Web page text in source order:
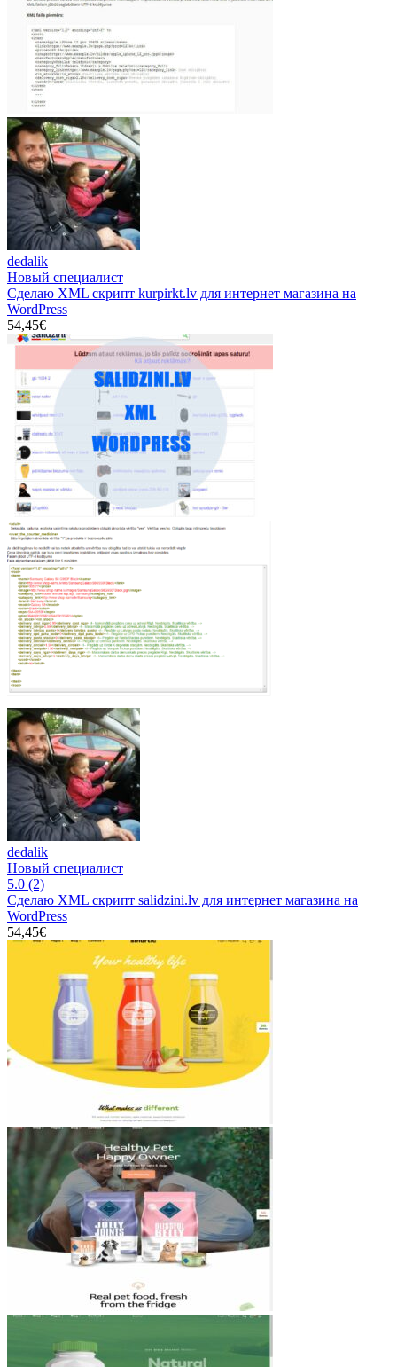
dedalik
Новый специалист
Сделаю XML скрипт kurpirkt.lv для интернет магазина на
WordPress
54,45€
dedalik
Новый специалист
5.0 (2)
Сделаю XML скрипт salidzini.lv для интернет магазина на
WordPress
54,45€